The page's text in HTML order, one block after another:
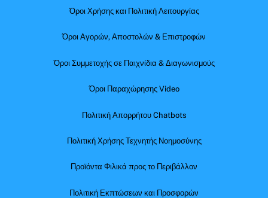
Όροι Χρήσης και Πολιτική Λειτουργίας
Όροι Αγορών, Αποστολών & Επιστροφών
Όροι Συμμετοχής σε Παιχνίδια & Διαγωνισμούς
Όροι Παραχώρησης Video
Πολιτική Απορρήτου Chatbots
Πολιτική Χρήσης Τεχνητής Νοημοσύνης
Προϊόντα Φιλικά προς το Περιβάλλον
Πολιτική Εκπτώσεων και Προσφορών